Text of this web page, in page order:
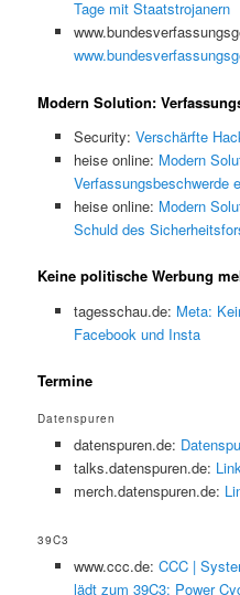
Tage mit Staatstrojanern
Modern Solution:
Security: Verschärfte
heise online: Modern
Verfassungsbeschwerde
heise online: Modern
Schuld des
Keine politische Werbung
tagesschau.de: Meta:
Facebook und Insta
Termine
Datenspuren
datenspuren.de:
talks.datenspuren.de:
merch.datenspuren.de:
39C3
www.ccc.de: CCC |
lädt zum 39C3: Power